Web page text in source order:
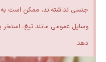
جنسی نداشته‌اند، ممکن است به
وسایل عمومی مانند تیغ، استخر
دهد.